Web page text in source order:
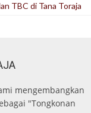
TBC di Tana Toraja
mengembangkan
"Tongkonan